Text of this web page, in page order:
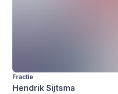
Fractie
Hendrik Sijtsma